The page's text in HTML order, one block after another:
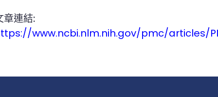
章連結:
www.ncbi.nlm.nih.gov/pmc/articles/